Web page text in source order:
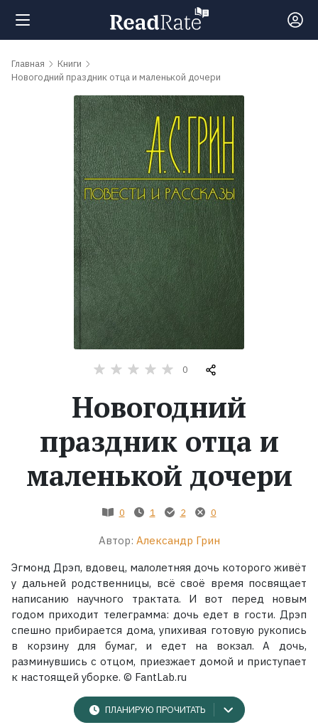
Поиск
Рейтинги
обсуждаемые
Коллекции
Главная
Книги
Новогодний праздник отца и маленькой дочери
0
Новогодний
праздник отца и
маленькой дочери
0 1 2 0
Автор: Александр Грин
Эгмонд Дрэп, вдовец, малолетняя дочь которого живёт
у дальней родственницы, всё своё время посвящает
написанию научного трактата. И вот перед новым
годом приходит телеграмма: дочь едет в гости. Дрэп
спешно прибирается дома, упихивая готовую рукопись
в корзину для бумаг, и едет на вокзал. А дочь,
разминувшись с отцом, приезжает домой и приступает
к настоящей уборке. © FantLab.ru
ПЛАНИРУЮ ПРОЧИТАТЬ